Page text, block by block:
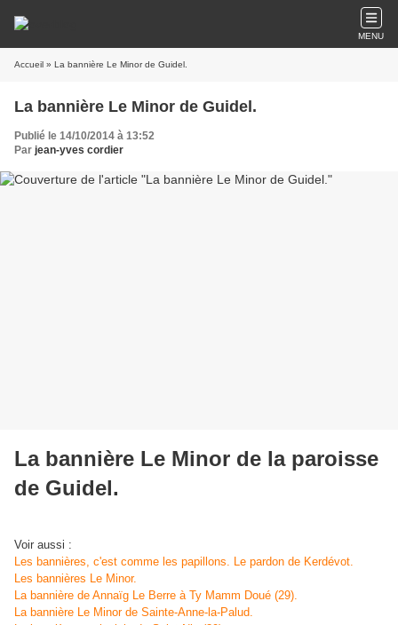
MENU
Accueil » La bannière Le Minor de Guidel.
La bannière Le Minor de Guidel.
Publié le 14/10/2014 à 13:52
Par jean-yves cordier
La bannière Le Minor de la paroisse
de Guidel.
Voir aussi :
Les bannières, c'est comme les papillons. Le pardon de Kerdévot.
Les bannières Le Minor.
La bannière de Annaïg Le Berre à Ty Mamm Doué (29).
La bannière Le Minor de Sainte-Anne-la-Palud.